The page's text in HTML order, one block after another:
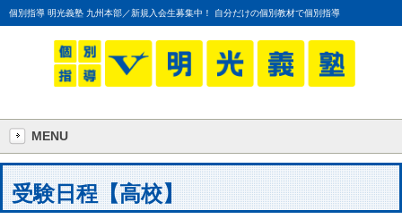
個別指導 明光義塾 九州本部／新規入会生募集中！ 自分だけの個別教材で個別指導
MENU
受験日程【高校】